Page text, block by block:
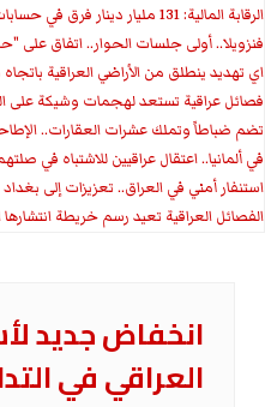
الرقابة المالية: 131 مليار دينار فرق في حسابات الكهرباء مع الجانب الإيراني
فنزويلا.. أولى جلسات الحوار.. اتفاق
اي تهديد ينطلق من الأراضي العراقية
فصائل عراقية تستعد لهجمات وشيكة على
تضم ضباطاً وتملك عشرات العقارات..
في ألمانيا.. اعتقال عراقيين للاشتباه في
استنفار أمني في العراق.. تعزيزات إلى
الفصائل العراقية تعيد رسم خريطة انتشارها
انخفاض جديد
العراقي في